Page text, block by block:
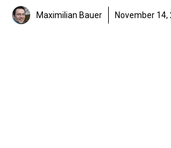
Maximilian Bauer November 14,